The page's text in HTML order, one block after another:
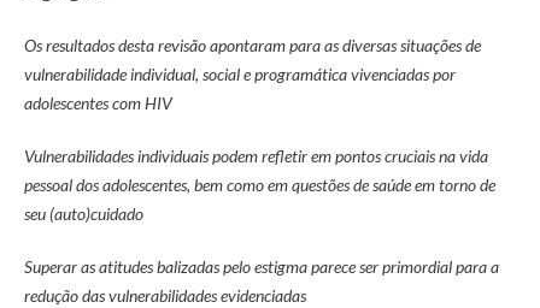
Os resultados desta revisão apontaram para as diversas situações de
vulnerabilidade individual, social e programática vivenciadas por
adolescentes com HIV
Vulnerabilidades individuais podem refletir em pontos cruciais na vida
pessoal dos adolescentes, bem como em questões de saúde em torno de
seu (auto)cuidado
Superar as atitudes balizadas pelo estigma parece ser primordial para a
redução das vulnerabilidades evidenciadas